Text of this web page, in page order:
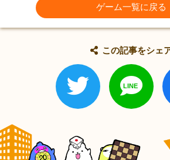
ゲーム一覧に戻る
この記事をシェ